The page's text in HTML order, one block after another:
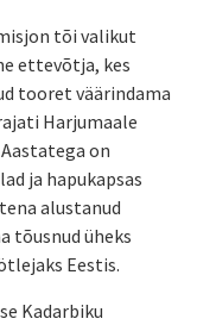
tõi valikut
ettevõtja, kes
tooret väärindama
Harjumaale
on
ja hapukapsas
alustanud
tõusnud üheks
Eestis.
Kadarbiku